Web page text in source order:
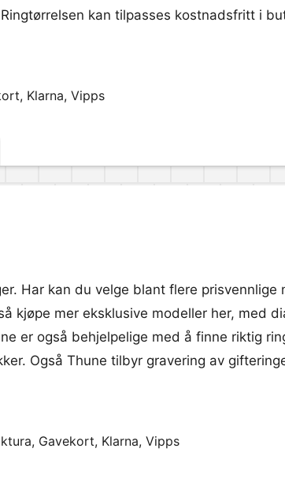
kan tilpasses kostnadsfritt i
Klarna, Vipps
Har kan du velge blant flere prisvennlige
kjøpe mer eksklusive modeller her, med
er også behjelpelige med å finne riktig
Også Thune tilbyr gravering av
Gavekort, Klarna, Vipps